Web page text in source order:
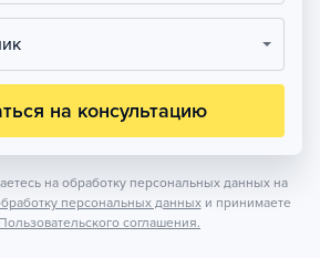
на консультацию
на обработку персональных данных на
персональных данных и принимаете
Пользовательского соглашения.